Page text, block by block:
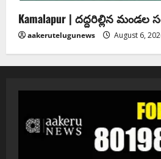
Kamalapur | దద్దరిల్లిన
aakerutelugunews August 6,